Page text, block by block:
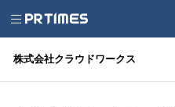
株式会社クラウドワークス